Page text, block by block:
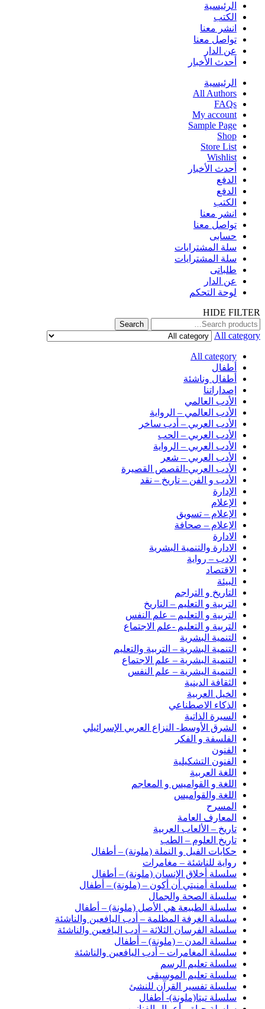
الرئيسية
الكتب
انشر معنا
تواصل معنا
عن الدار
أحدث الأخبار
الرئيسية
All Authors
FAQs
My account
Sample Page
Shop
Store List
Wishlist
أحدث الأخبار
الدفع
الدفع
الكتب
انشر معنا
تواصل معنا
حسابى
سلة المشترايات
سلة المشترايات
طلباتى
عن الدار
لوحة التحكم
HIDE FILTER
Search
All category
All category
أطفال
أطفال وناشئة
إصداراتنا
الأدب العالمي
الأدب العالمي – الرواية
الأدب العربي – أدب ساخر
الأدب العربي – الحب
الأدب العربي – الرواية
الأدب العربي – شعر
الأدب العربي-القصص القصيرة
الأدب و الفن – تاريخ – نقد
الإدارة
الإعلام
الإعلام – تسويق
الإعلام – صحافة
الادارة
الادارة والتنمية البشرية
الادب – رواية
الاقتصاد
البيئة
التاريخ و التراجم
التربية و التعليم – التاريخ
التربية و التعليم – علم النفس
التربية و التعليم -علم الاجتماع
التنمية البشرية
التنمية البشرية – التربية والتعليم
التنمية البشرية – علم الاجتماع
التنمية اليشرية – علم النفس
الثقافة الدينية
الخيل العربية
الذكاء الاصطناعي
السيرة الذاتية
الشرق الأوسط- النزاع العربي الإسرائيلي
الفلسفة و الفكر
الفنون
الفنون التشكيلية
اللغة العربية
اللغة و القواميس و المعاجم
اللغة والقواميس
المسرح
المعارف العامة
تاريخ – الألعاب العربية
تاريخ العلوم – الطب
حكايات الفيل و النملة (ملونة) – أطفال
رواية للناشئة – مغامرات
سلسلة أخلاق الإنسان (ملونة) – أطفال
سلسلة أمنيتي أن أكون – (ملونة) – أطفال
سلسلة الصحة والجمال
سلسلة الطبيعة هي الأصل (ملونة) – أطفال
سلسلة الغرفة المظلمة – أدب اليافعين والناشئة
سلسلة الفرسان الثلاثة – أدب اليافعين والناشئة
سلسلة المدن – (ملونة) – أطفال
سلسلة المغامرات – أدب اليافعين والناشئة
سلسلة تعليم الرسم
سلسلة تعليم الموسيقى
سلسلة تفسير القرآن للنشئ
سلسلة تيتا(ملونة)- أطفال